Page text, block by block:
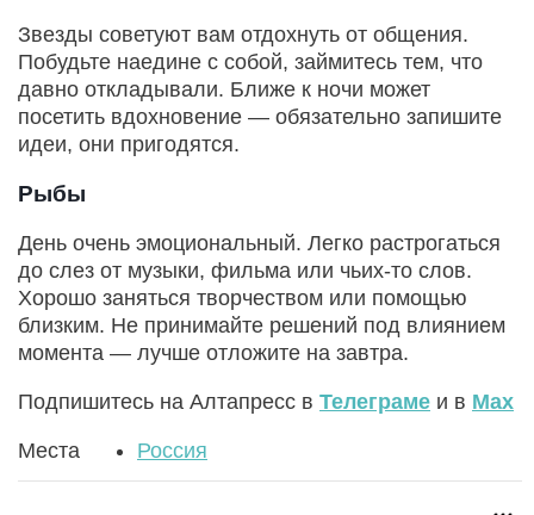
Звезды советуют вам отдохнуть от общения.
Побудьте наедине с собой, займитесь тем, что
давно откладывали. Ближе к ночи может
посетить вдохновение — обязательно запишите
идеи, они пригодятся.
Рыбы
День очень эмоциональный. Легко растрогаться
до слез от музыки, фильма или чьих-то слов.
Хорошо заняться творчеством или помощью
близким. Не принимайте решений под влиянием
момента — лучше отложите на завтра.
Подпишитесь на Алтапресс в Телеграме и в Max
Места Россия